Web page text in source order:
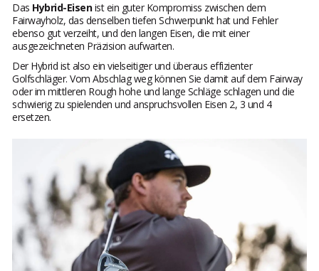
Das Hybrid-Eisenist ein guter Kompromiss zwischen dem
Fairwayholz, das denselben tiefen Schwerpunkt hat und Fehler
ebenso gut verzeiht, und den langen Eisen, die mit einer
ausgezeichneten Präzision aufwarten.
Der Hybrid ist also ein vielseitiger und überaus effizienter
Golfschläger. Vom Abschlag weg können Sie damit auf dem Fairway
oder im mittleren Rough hohe und lange Schläge schlagen und die
schwierig zu spielenden und anspruchsvollen Eisen 2, 3 und 4
ersetzen.